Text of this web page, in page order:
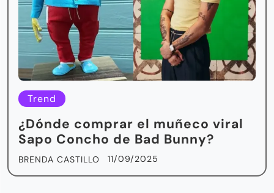
Trend
¿Dónde comprar el muñeco viral
Sapo Concho de Bad Bunny?
BRENDA CASTILLO 11/09/2025